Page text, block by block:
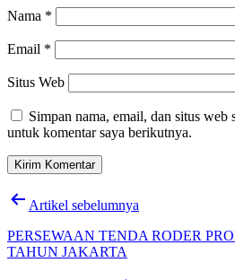
Nama *
Email *
Situs Web
Simpan nama, email, dan situs web
untuk komentar saya berikutnya.
Navigasi
Artikel sebelumnya
PERSEWAAN TENDA RODER
TAHUN JAKARTA